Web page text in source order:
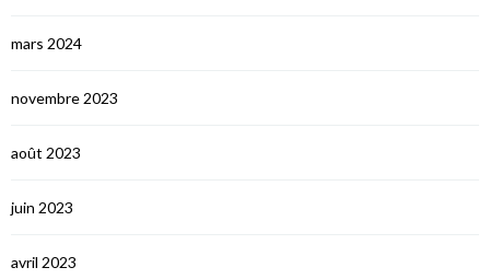
mars 2024
novembre 2023
août 2023
juin 2023
avril 2023